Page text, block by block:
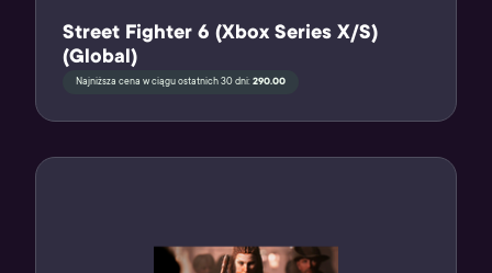
Street Fighter 6 (Xbox Series X/S)
(Global)
Najniższa cena w ciągu ostatnich 30 dni: 290.00